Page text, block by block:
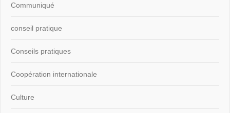
Communiqué
conseil pratique
Conseils pratiques
Coopération internationale
Culture